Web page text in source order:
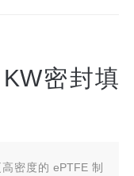
密封填
密度的 ePTFE 制